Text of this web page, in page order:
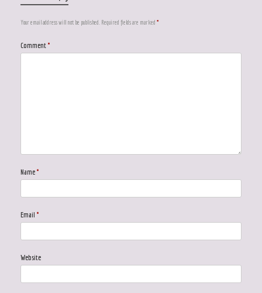
Your email address will not be published. Required fields are marked *
Comment *
Name *
Email *
Website